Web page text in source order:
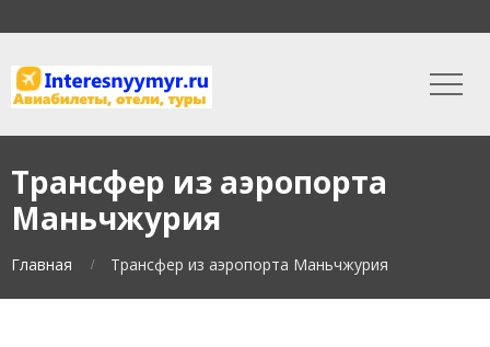
Трансфер из аэропорта
Маньчжурия
Главная Трансфер из аэропорта Маньчжурия